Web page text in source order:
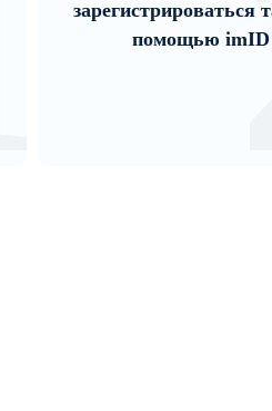
Пашиняна
политические